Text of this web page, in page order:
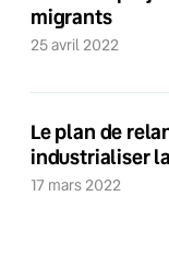
migrants
25 avril 2022
Le plan de
industrialiser
17 mars 2022